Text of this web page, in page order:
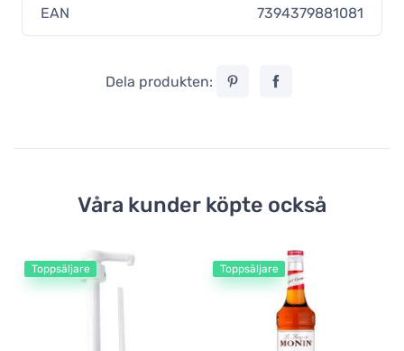
EAN 7394379881081
Dela produkten:
Våra kunder köpte också
Toppsäljare Toppsäljare